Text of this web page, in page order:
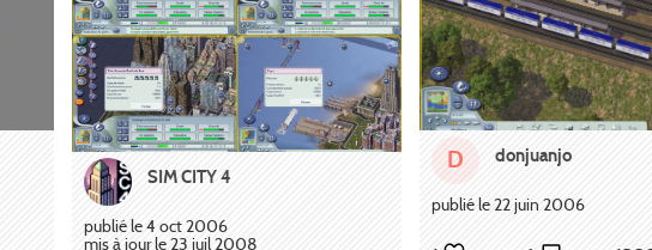
SIM CITY 4
publié le 4 oct 2006
mis à jour le 23 juil 2008
D donjuanjo
publié le 22 juin 2006